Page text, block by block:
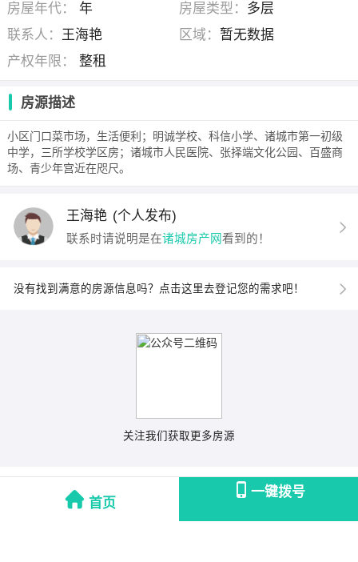
首页
一键拨号
房屋年代：
年 房屋类型： 多层
联系人： 王海艳 区域： 暂无数据
产权年限：
整租
房源描述
小区门口菜市场，生活便利；明诚学校、科信小学、诸城市第一初级
中学，三所学校学区房；诸城市人民医院、张择端文化公园、百盛商
场、青少年宫近在咫尺。
王海艳 (个人发布)
联系时请说明是在诸城房产网看到的！
没有找到满意的房源信息吗？点击这里去登记您的需求吧！
关注我们获取更多房源